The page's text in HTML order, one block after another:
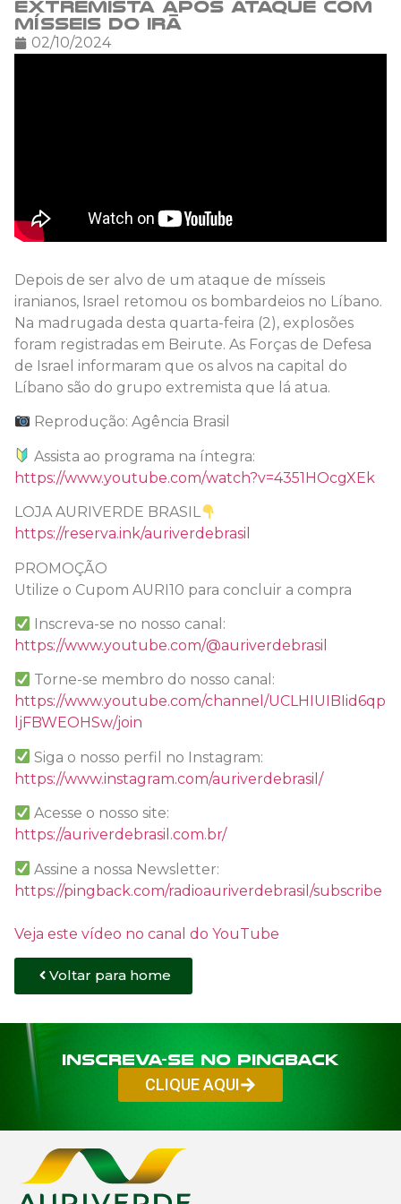
extremista após ataque com
mísseis do Irã
02/10/2024
Depois de ser alvo de um ataque de mísseis
iranianos, Israel retomou os bombardeios no Líbano.
Na madrugada desta quarta-feira (2), explosões
foram registradas em Beirute. As Forças de Defesa
de Israel informaram que os alvos na capital do
Líbano são do grupo extremista que lá atua.
Reprodução: Agência Brasil
Assista ao programa na íntegra:
https://www.youtube.com/watch?v=4351HOcgXEk
LOJA AURIVERDE BRASIL
https://reserva.ink/auriverdebrasil
PROMOÇÃO
Utilize o Cupom AURI10 para concluir a compra
Inscreva-se no nosso canal:
https://www.youtube.com/@auriverdebrasil
Torne-se membro do nosso canal:
https://www.youtube.com/channel/UCLHIUIBIid6qp
ljFBWEOHSw/join
Siga o nosso perfil no Instagram:
https://www.instagram.com/auriverdebrasil/
Acesse o nosso site:
https://auriverdebrasil.com.br/
Assine a nossa Newsletter:
https://pingback.com/radioauriverdebrasil/subscribe
Veja este vídeo no canal do YouTube
Voltar para home
Inscreva-se no PINGBACK
CLIQUE AQUI